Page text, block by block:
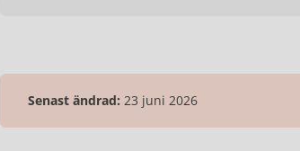
Senast ändrad: 23 juni 2026